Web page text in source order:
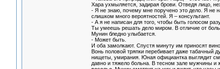
Хара ухмыляется, задирая брови. Отведя лицо,
- Я не знаю, почему мне поручено это дело. Я не
слишком много вероятностей. Я – консультант.
- А я не написан для того, чтобы быть голосом
Ты умеешь решать дело миром. В отличие от
Мунин бледно улыбается.
- Может быть.
И оба замолкают. Спустя минуту им приносят
Вонь половой тряпки перебивает даже табачный
нищеты, умирания. Юная официантка выглядит
давно и тяжело больна. В тесном зале мужчины